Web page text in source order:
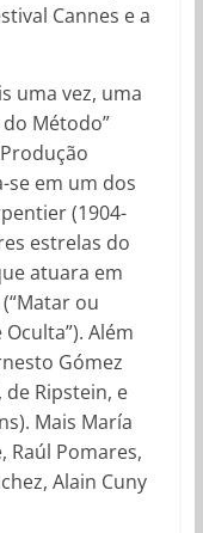
Cannes e a
uma vez, uma
Método”
Produção
se em um dos
(1904-
estrelas do
atuara em
ou
Oculta”). Além
Gómez
de Ripstein, e
Mais María
Raúl Pomares,
Alain Cuny